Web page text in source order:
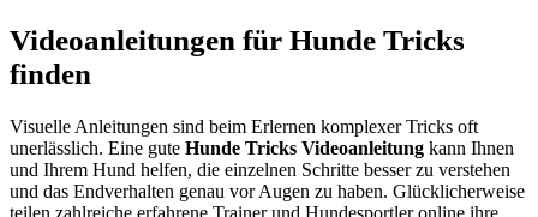
Videoanleitungen für Hunde Tricks
finden
Visuelle Anleitungen sind beim Erlernen komplexer Tricks oft
unerlässlich. Eine gute Hunde Tricks Videoanleitung kann Ihnen
und Ihrem Hund helfen, die einzelnen Schritte besser zu verstehen
und das Endverhalten genau vor Augen zu haben. Glücklicherweise